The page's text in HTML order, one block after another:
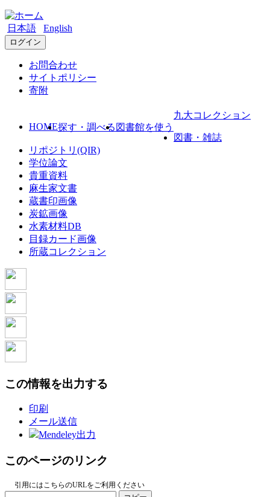
日本語 English
ログイン
お問合わせ
サイトポリシー
寄附
HOME探す・調べる 図書館を使う
九大コレクション
図書・雑誌
リポジトリ(QIR)
学位論文
貴重資料
麻生家文書
蔵書印画像
炭鉱画像
水素材料DB
目録カード画像
所蔵コレクション
この情報を出力する
印刷
メール送信
Mendeley出力
このページのリンク
引用にはこちらのURLをご利用ください